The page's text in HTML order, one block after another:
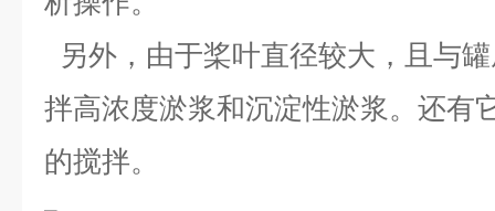
另外，由于桨叶直径较大，且与
拌高浓度淤浆和沉淀性淤浆。还有
的搅拌。